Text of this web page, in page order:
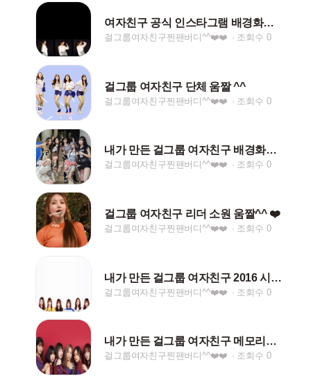
여자친구 공식 인스타그램 배경화면 공유
걸그룹여자친구찐팬버디^^❤️❤️ 조회수 0
걸그룹 여자친구 단체 움짤 ^^
걸그룹여자친구찐팬버디^^❤️❤️ 조회수 0
내가 만든 걸그룹 여자친구 배경화면 ^^ ❤️❤️
걸그룹여자친구찐팬버디^^❤️❤️ 조회수 0
걸그룹 여자친구 리더 소원 움짤^^ ❤️
걸그룹여자친구찐팬버디^^❤️❤️ 조회수 0
내가 만든 걸그룹 여자친구 2016 시즌그리팅 배경화면
걸그룹여자친구찐팬버디^^❤️❤️ 조회수 0
내가 만든 걸그룹 여자친구 메모리아 배경화면^^ ❤️❤
걸그룹여자친구찐팬버디^^❤️❤️ 조회수 0